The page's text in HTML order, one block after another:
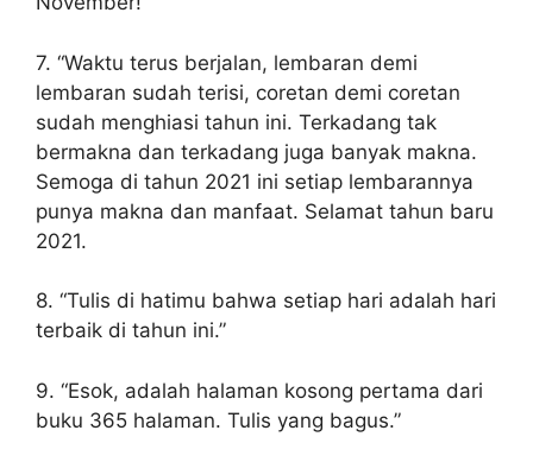
7. “Waktu terus berjalan, lembaran demi
lembaran sudah terisi, coretan demi coretan
sudah menghiasi tahun ini. Terkadang tak
bermakna dan terkadang juga banyak makna.
Semoga di tahun 2021 ini setiap lembarannya
punya makna dan manfaat. Selamat tahun baru
2021.
8. “Tulis di hatimu bahwa setiap hari adalah hari
terbaik di tahun ini.”
9. “Esok, adalah halaman kosong pertama dari
buku 365 halaman. Tulis yang bagus.”